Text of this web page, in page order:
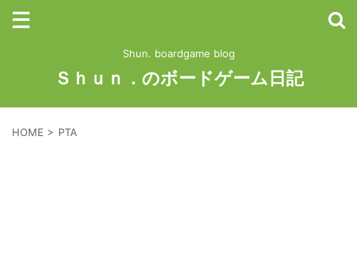
Shun. boardgame blog
Ｓｈｕｎ．のボードゲーム日記
HOME > PTA